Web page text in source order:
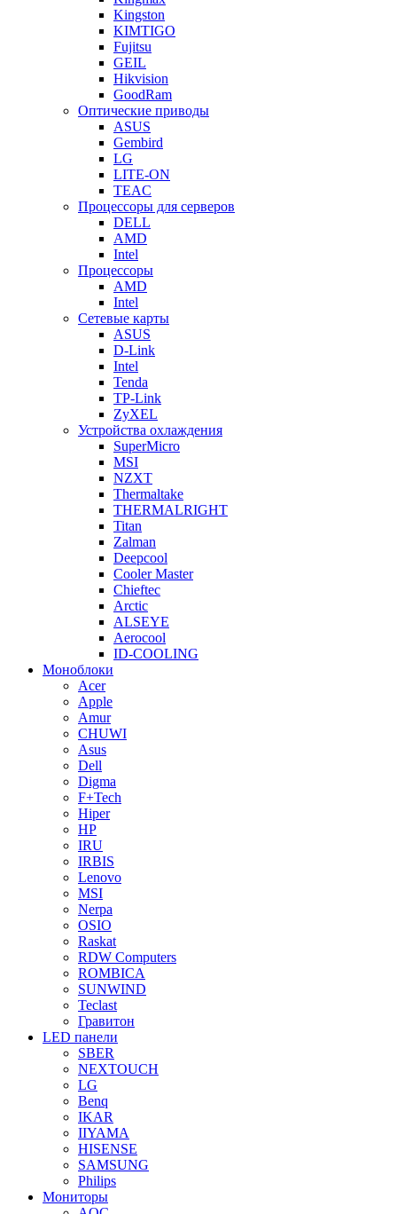
Kingston
KIMTIGO
Fujitsu
GEIL
Hikvision
GoodRam
Оптические приводы
ASUS
Gembird
LG
LITE-ON
TEAC
Процессоры для серверов
DELL
AMD
Intel
Процессоры
AMD
Intel
Сетевые карты
ASUS
D-Link
Intel
Tenda
TP-Link
ZyXEL
Устройства охлаждения
SuperMicro
MSI
NZXT
Thermaltake
THERMALRIGHT
Titan
Zalman
Deepcool
Cooler Master
Chieftec
Arctic
ALSEYE
Aerocool
ID-COOLING
Моноблоки
Acer
Apple
Amur
CHUWI
Asus
Dell
Digma
F+Tech
Hiper
HP
IRU
IRBIS
Lenovo
MSI
Nerpa
OSIO
Raskat
RDW Computers
ROMBICA
SUNWIND
Teclast
Гравитон
LED панели
SBER
NEXTOUCH
LG
Benq
IKAR
IIYAMA
HISENSE
SAMSUNG
Philips
Мониторы